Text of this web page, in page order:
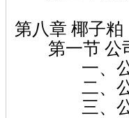
第八章 椰子
第一节 公
一、公司
二、公司
三、公司